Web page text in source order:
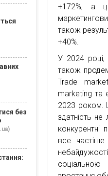
+172%, а
також
+40%.
У 2024 році,
також
Trade
marketing та
2023 роком.
здатність
все частіше
без